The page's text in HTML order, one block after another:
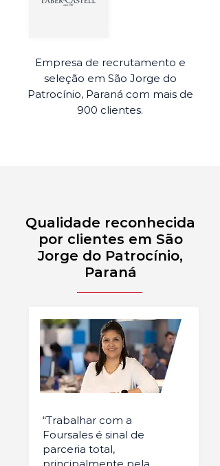
Empresa de recrutamento e
seleção em São Jorge do
Patrocínio, Paraná com mais de
900 clientes.
Qualidade reconhecida
por clientes em São
Jorge do Patrocínio,
Paraná
“Trabalhar com a
Foursales é sinal de
parceria total,